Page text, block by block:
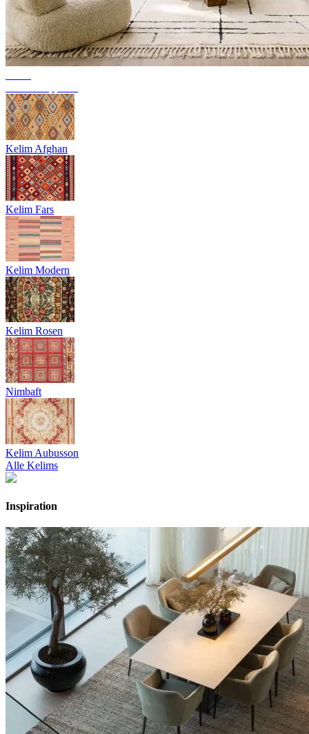
Kelim Afghan
Kelim Fars
Kelim Modern
Kelim Rosen
Nimbaft
Kelim Aubusson
Alle Kelims
Inspiration